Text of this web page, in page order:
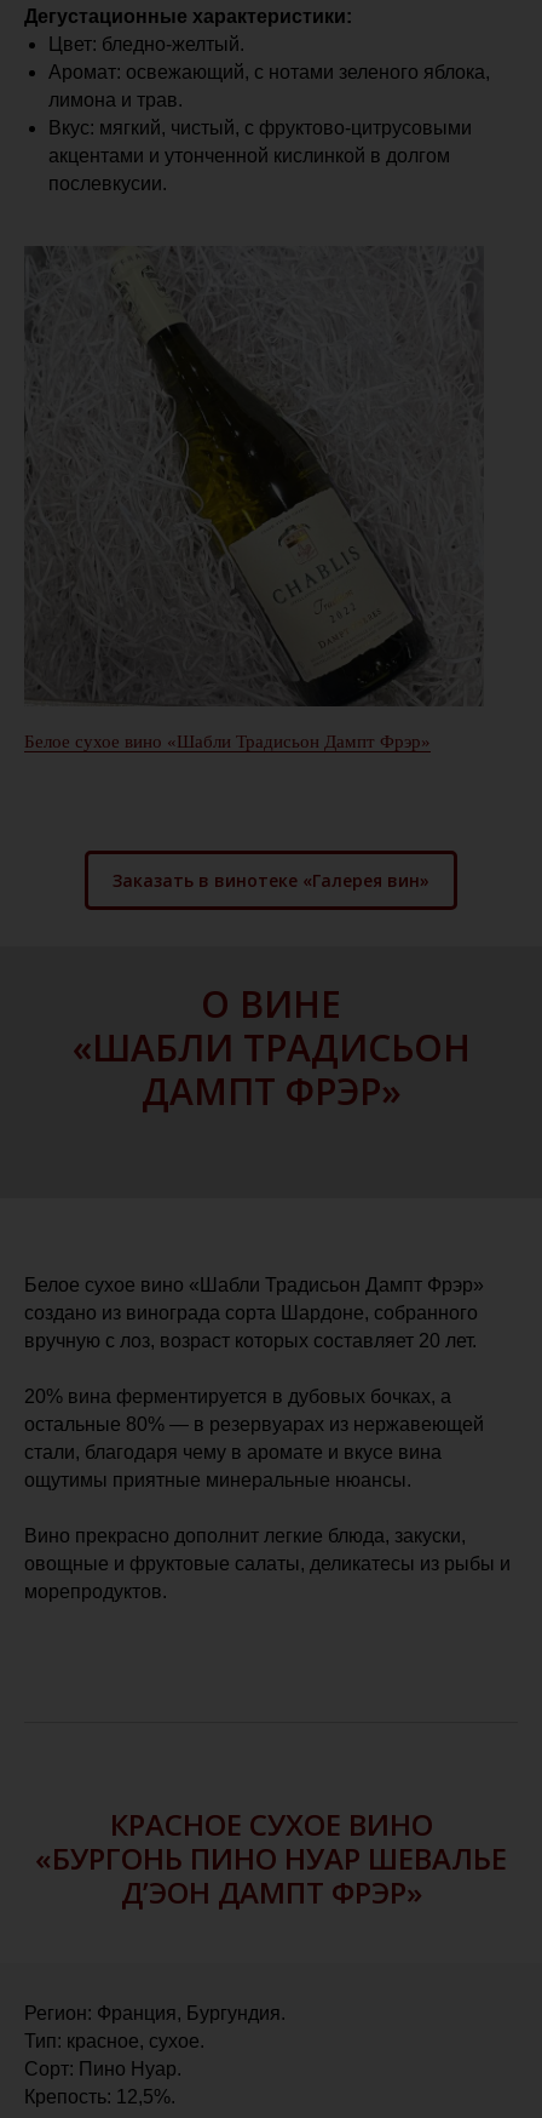
Дегустационные характеристики:
Цвет: бледно-желтый.
Аромат: освежающий, с нотами зеленого яблока,
лимона и трав.
Вкус: мягкий, чистый, с фруктово-цитрусовыми
акцентами и утонченной кислинкой в долгом
послевкусии.
Белое сухое вино «Шабли Традисьон Дампт Фрэр»
Заказать в винотеке «Галерея вин»
О ВИНЕ
«ШАБЛИ ТРАДИСЬОН
ДАМПТ ФРЭР»
Белое сухое вино «Шабли Традисьон Дампт Фрэр»
создано из винограда сорта Шардоне, собранного
вручную с лоз, возраст которых составляет 20 лет.
20% вина ферментируется в дубовых бочках, а
остальные 80% — в резервуарах из нержавеющей
стали, благодаря чему в аромате и вкусе вина
ощутимы приятные минеральные нюансы.
Вино прекрасно дополнит легкие блюда, закуски,
овощные и фруктовые салаты, деликатесы из рыбы и
морепродуктов.
КРАСНОЕ СУХОЕ ВИНО
«БУРГОНЬ ПИНО НУАР ШЕВАЛЬЕ
Д’ЭОН ДАМПТ ФРЭР»
Регион: Франция, Бургундия.
Тип: красное, сухое.
Сорт: Пино Нуар.
Крепость: 12,5%.